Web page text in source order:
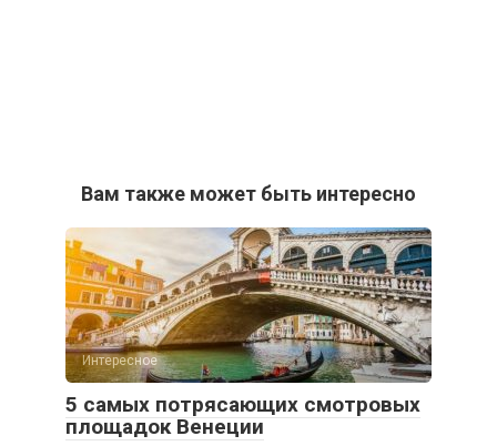
Вам также может быть интересно
Интересное
5 самых потрясающих смотровых
площадок Венеции